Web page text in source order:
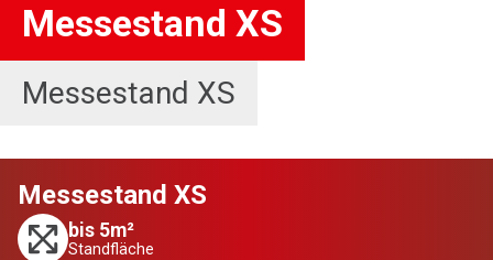
Messestand XS
Messestand XS
Messestand XS
Standfläche
bis 5m²